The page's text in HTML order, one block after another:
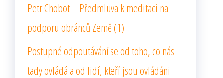
Petr Chobot – Předmluva k meditaci na
podporu obránců Země (1)
Postupné odpoutávání se od toho, co nás
tady ovládá a od lidí, kteří jsou ovládáni